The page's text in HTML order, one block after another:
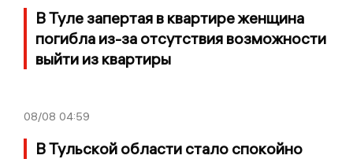
В Туле запертая в квартире женщина
погибла из-за отсутствия возможности
выйти из квартиры
08/08 04:59
В Тульской области стало спокойно